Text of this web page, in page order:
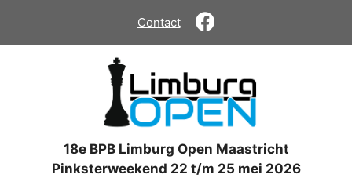
de
Contact
18e BPB Limburg Open Maastricht
Pinksterweekend 22 t/m 25 mei 2026